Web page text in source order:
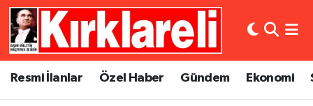
Resmi İlanlar Özel Haber Gündem Ekonomi
Resmi İlanlar
Asayiş
Künye
Merkez Nöbetçi Eczaneler